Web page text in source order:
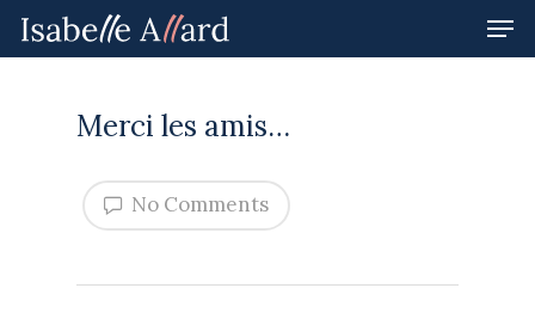
Merci les amis…
No Comments